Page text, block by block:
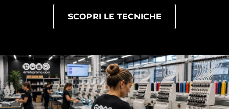
SCOPRI LE TECNICHE